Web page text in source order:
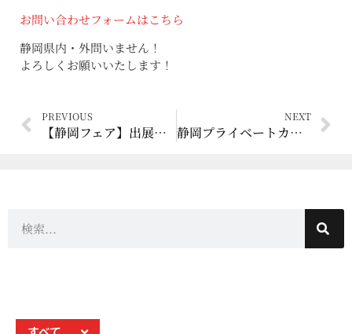
お問い合わせフォームはこちら
静岡県内・外問いません！
よろしくお願いいたします！
PREVIOUS
【静岡フェア】出展ブース紹介☆ウイスキーその１
NEXT
静岡プライベートカスク2018の受付延長 ＆ 2019の概要発表！